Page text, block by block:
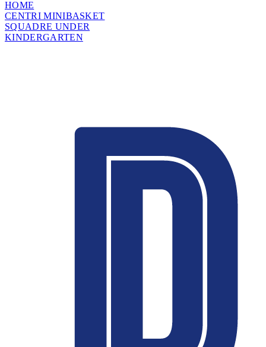
HOME
CENTRI MINIBASKET
SQUADRE UNDER
KINDERGARTEN